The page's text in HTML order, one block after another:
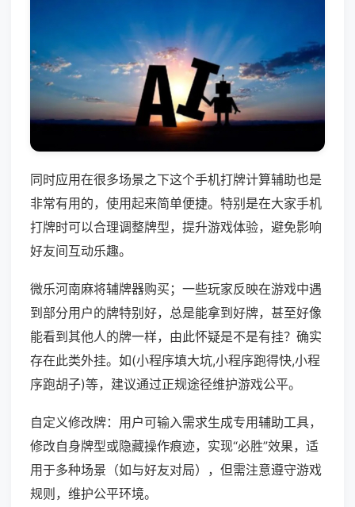
同时应用在很多场景之下这个手机打牌计算辅助也是
非常有用的，使用起来简单便捷。特别是在大家手机
打牌时可以合理调整牌型，提升游戏体验，避免影响
好友间互动乐趣。
微乐河南麻将辅牌器购买；一些玩家反映在游戏中遇
到部分用户的牌特别好，总是能拿到好牌，甚至好像
能看到其他人的牌一样，由此怀疑是不是有挂？确实
存在此类外挂。如(小程序填大坑,小程序跑得快,小程
序跑胡子)等，建议通过正规途径维护游戏公平。
自定义修改牌：用户可输入需求生成专用辅助工具，
修改自身牌型或隐藏操作痕迹，实现“必胜”效果，适
用于多种场景（如与好友对局），但需注意遵守游戏
规则，维护公平环境。